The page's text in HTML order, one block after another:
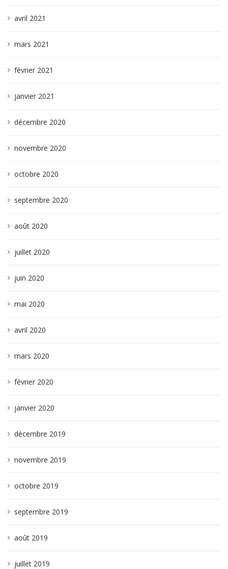
avril 2021
mars 2021
février 2021
janvier 2021
décembre 2020
novembre 2020
octobre 2020
septembre 2020
août 2020
juillet 2020
juin 2020
mai 2020
avril 2020
mars 2020
février 2020
janvier 2020
décembre 2019
novembre 2019
octobre 2019
septembre 2019
août 2019
juillet 2019